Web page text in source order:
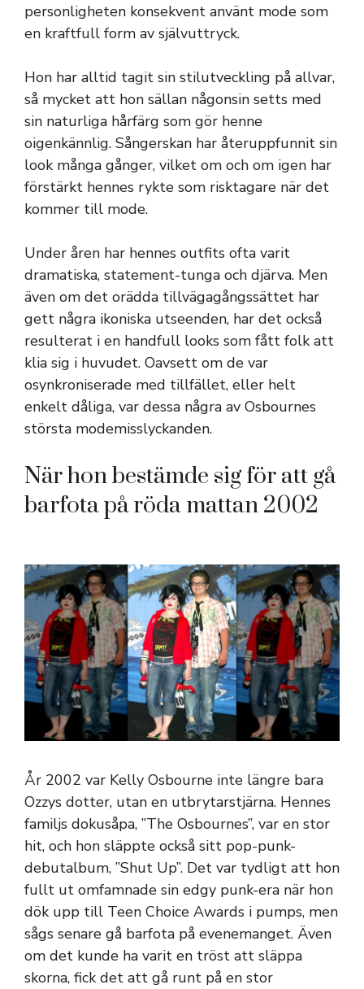
personligheten konsekvent använt mode som
en kraftfull form av självuttryck.
Hon har alltid tagit sin stilutveckling på allvar,
så mycket att hon sällan någonsin setts med
sin naturliga hårfärg som gör henne
oigenkännlig. Sångerskan har återuppfunnit sin
look många gånger, vilket om och om igen har
förstärkt hennes rykte som risktagare när det
kommer till mode.
Under åren har hennes outfits ofta varit
dramatiska, statement-tunga och djärva. Men
även om det orädda tillvägagångssättet har
gett några ikoniska utseenden, har det också
resulterat i en handfull looks som fått folk att
klia sig i huvudet. Oavsett om de var
osynkroniserade med tillfället, eller helt
enkelt dåliga, var dessa några av Osbournes
största modemisslyckanden.
När hon bestämde sig för att gå
barfota på röda mattan 2002
År 2002 var Kelly Osbourne inte längre bara
Ozzys dotter, utan en utbrytarstjärna. Hennes
familjs dokusåpa, ”The Osbournes”, var en stor
hit, och hon släppte också sitt pop-punk-
debutalbum, ”Shut Up”. Det var tydligt att hon
fullt ut omfamnade sin edgy punk-era när hon
dök upp till Teen Choice Awards i pumps, men
sågs senare gå barfota på evenemanget. Även
om det kunde ha varit en tröst att släppa
skorna, fick det att gå runt på en stor